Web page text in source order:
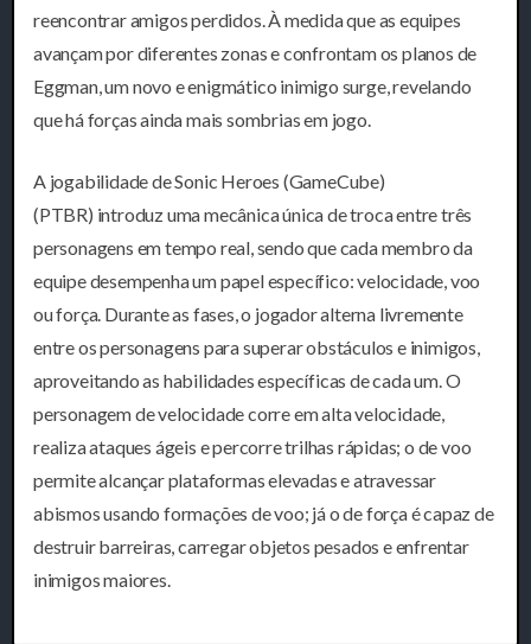
reencontrar amigos perdidos. À medida que as equipes
avançam por diferentes zonas e confrontam os planos de
Eggman, um novo e enigmático inimigo surge, revelando
que há forças ainda mais sombrias em jogo.
A jogabilidade de Sonic Heroes (GameCube)
(PTBR) introduz uma mecânica única de troca entre três
personagens em tempo real, sendo que cada membro da
equipe desempenha um papel específico: velocidade, voo
ou força. Durante as fases, o jogador alterna livremente
entre os personagens para superar obstáculos e inimigos,
aproveitando as habilidades específicas de cada um. O
personagem de velocidade corre em alta velocidade,
realiza ataques ágeis e percorre trilhas rápidas; o de voo
permite alcançar plataformas elevadas e atravessar
abismos usando formações de voo; já o de força é capaz de
destruir barreiras, carregar objetos pesados e enfrentar
inimigos maiores.